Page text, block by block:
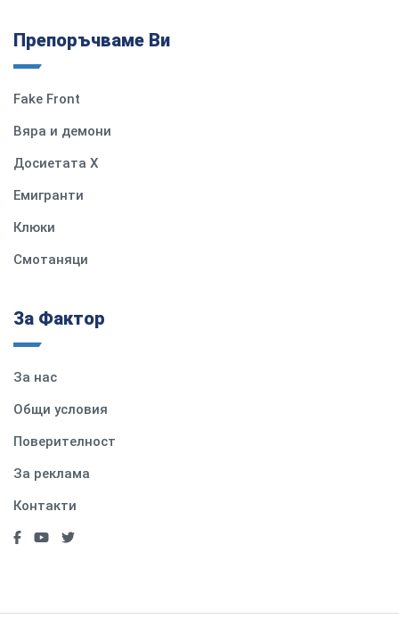
Препоръчваме Ви
Fake Front
Вяра и демони
Досиетата Х
Емигранти
Клюки
Смотаняци
За Фактор
За нас
Общи условия
Поверителност
За реклама
Контакти